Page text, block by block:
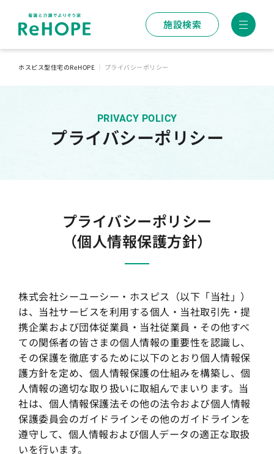
施設検索
ホスピス型住宅のReHOPE プライバシーポリシー
PRIVACY POLICY
プライバシーポリシー
プライバシーポリシー
（個人情報保護方針）
株式会社シーユーシー・ホスピス（以下「当社」）
は、当社サービスを利用する個人・当社取引先・提
携企業および団体従業員・当社従業員・その他すべ
ての関係者の皆さまの個人情報の重要性を認識し、
その保護を徹底するために以下のとおり個人情報保
護方針を定め、個人情報保護の仕組みを構築し、個
人情報の適切な取り扱いに取組んでまいります。当
社は、個人情報保護法その他の法令および個人情報
保護委員会のガイドラインその他のガイドラインを
遵守して、個人情報および個人データの適正な取扱
いを行います。